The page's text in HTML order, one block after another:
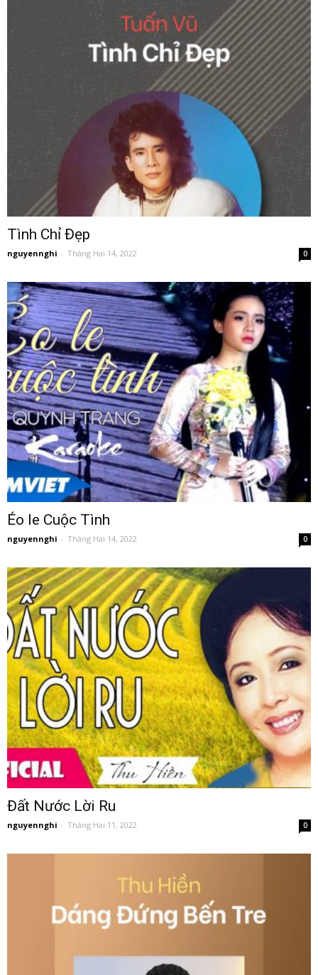
Tình Chỉ Đẹp
nguyennghi - Tháng Hai 14, 2022 0
Éo le Cuộc Tình
nguyennghi - Tháng Hai 14, 2022 0
Đất Nước Lời Ru
nguyennghi - Tháng Hai 11, 2022 0